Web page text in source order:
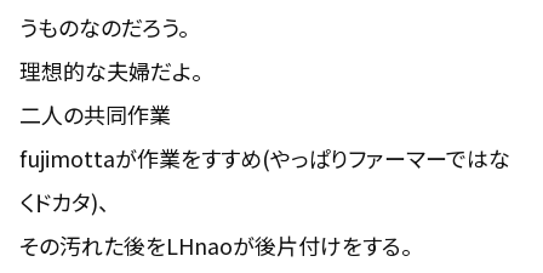
うものなのだろう。
理想的な夫婦だよ。
二人の共同作業
fujimottaが作業をすすめ(やっぱりファーマーではな
くドカタ)、
その汚れた後をLHnaoが後片付けをする。